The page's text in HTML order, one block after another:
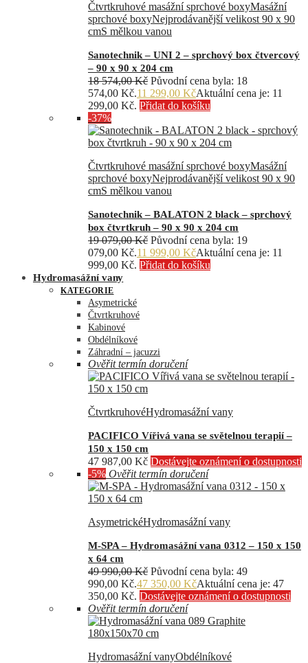
Čtvrtkruhové masážní sprchové boxyMasážní
sprchové boxyNejprodávanější velikost 90 x 90
cmS mělkou vanou
Sanotechnik – UNI 2 – sprchový box čtvercový
– 90 x 90 x 204 cm
18 574,00Kč Původní cena byla: 18
574,00 Kč.11 299,00 KčAktuální cena je: 11
299,00 Kč. Přidat do košíku
-37%
Čtvrtkruhové masážní sprchové boxyMasážní
sprchové boxyNejprodávanější velikost 90 x 90
cmS mělkou vanou
Sanotechnik – BALATON 2 black – sprchový
box čtvrtkruh – 90 x 90 x 204 cm
19 079,00Kč Původní cena byla: 19
079,00 Kč.11 999,00 KčAktuální cena je: 11
999,00 Kč. Přidat do košíku
Hydromasážní vany
KATEGORIE
Asymetrické
Čtvrtkruhové
Kabinové
Obdélníkové
Záhradní – jacuzzi
Ověřit termín doručení
ČtvrtkruhovéHydromasážní vany
PACIFICO Vířivá vana se světelnou terapií –
150 x 150 cm
47 987,00 Kč Dostávejte oznámení o dostupnosti
-5% Ověřit termín doručení
AsymetrickéHydromasážní vany
M-SPA – Hydromasážní vana 0312 – 150 x 150
x 64 cm
49 990,00Kč Původní cena byla: 49
990,00 Kč.47 350,00 KčAktuální cena je: 47
350,00 Kč. Dostávejte oznámení o dostupnosti
Ověřit termín doručení
Hydromasážní vanyObdélníkové